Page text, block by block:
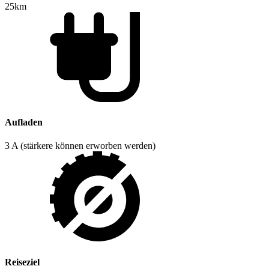
25km
Aufladen
3 A (stärkere können erworben werden)
Reiseziel